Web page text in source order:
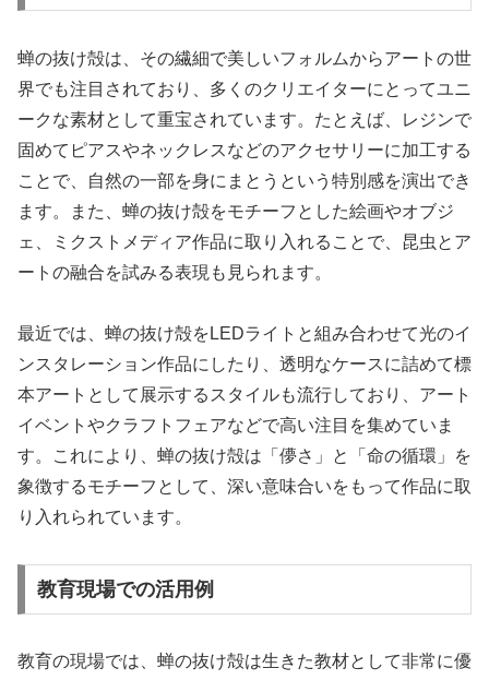
蝉の抜け殻は、その繊細で美しいフォルムからアートの世
界でも注目されており、多くのクリエイターにとってユニ
ークな素材として重宝されています。たとえば、レジンで
固めてピアスやネックレスなどのアクセサリーに加工する
ことで、自然の一部を身にまとうという特別感を演出でき
ます。また、蝉の抜け殻をモチーフとした絵画やオブジ
ェ、ミクストメディア作品に取り入れることで、昆虫とア
ートの融合を試みる表現も見られます。
最近では、蝉の抜け殻をLEDライトと組み合わせて光のイ
ンスタレーション作品にしたり、透明なケースに詰めて標
本アートとして展示するスタイルも流行しており、アート
イベントやクラフトフェアなどで高い注目を集めていま
す。これにより、蝉の抜け殻は「儚さ」と「命の循環」を
象徴するモチーフとして、深い意味合いをもって作品に取
り入れられています。
教育現場での活用例
教育の現場では、蝉の抜け殻は生きた教材として非常に優